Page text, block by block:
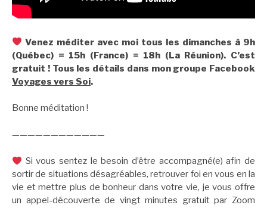
Venez méditer avec moi tous les dimanches à 9h
(Québec) = 15h (France) = 18h (La Réunion). C’est
gratuit ! Tous les détails dans mon groupe Facebook
Voyages vers Soi.
Bonne méditation !
————————————
Si vous sentez le besoin d’être accompagné(e) afin de
sortir de situations désagréables, retrouver foi en vous en la
vie et mettre plus de bonheur dans votre vie, je vous offre
un appel-découverte de vingt minutes gratuit par Zoom